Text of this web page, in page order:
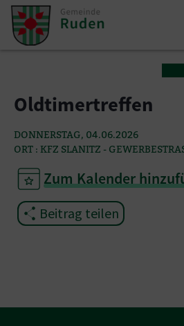
Zum Inhalt springen
Zum Seitenende springen
Oldtimertreffen
DONNERSTAG, 04.06.2026
ORT : KFZ SLANITZ -
Zum Kalender
Beitrag teilen